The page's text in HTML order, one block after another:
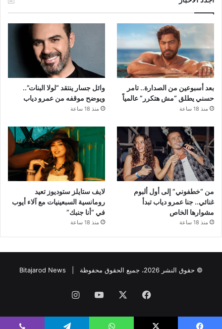
بعد أسبوعين من الصدارة.. تامر
حسني يطلق “مش هتكرر” عالمياً
منذ 18 ساعة
وائل جسار ينتقد “لولا البنات”..
ويوضح موقفه من عمرو دياب
منذ 18 ساعة
من “خطفوني” إلى أول ألبوم
غنائي.. جنا عمرو دياب تبدأ
مشوارها الخاص
منذ 18 ساعة
لايف ستايلز ستوديوز تعيد
رومانسية السبعينيات مع آلاء أيوب
في “أنا جنبك”
منذ 18 ساعة
© حقوق النشر 2026، جميع الحقوق محفوظة | Bitajarod News
فيسبوك ‫YouTubeانستقرام